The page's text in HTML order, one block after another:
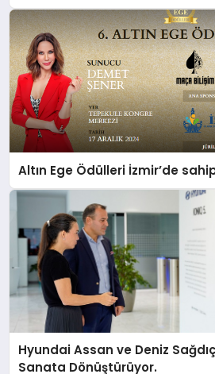
Altın Ege Ödülleri İzmir’de
Hyundai Assan ve Deniz
Sanata Dönüştürüyor.